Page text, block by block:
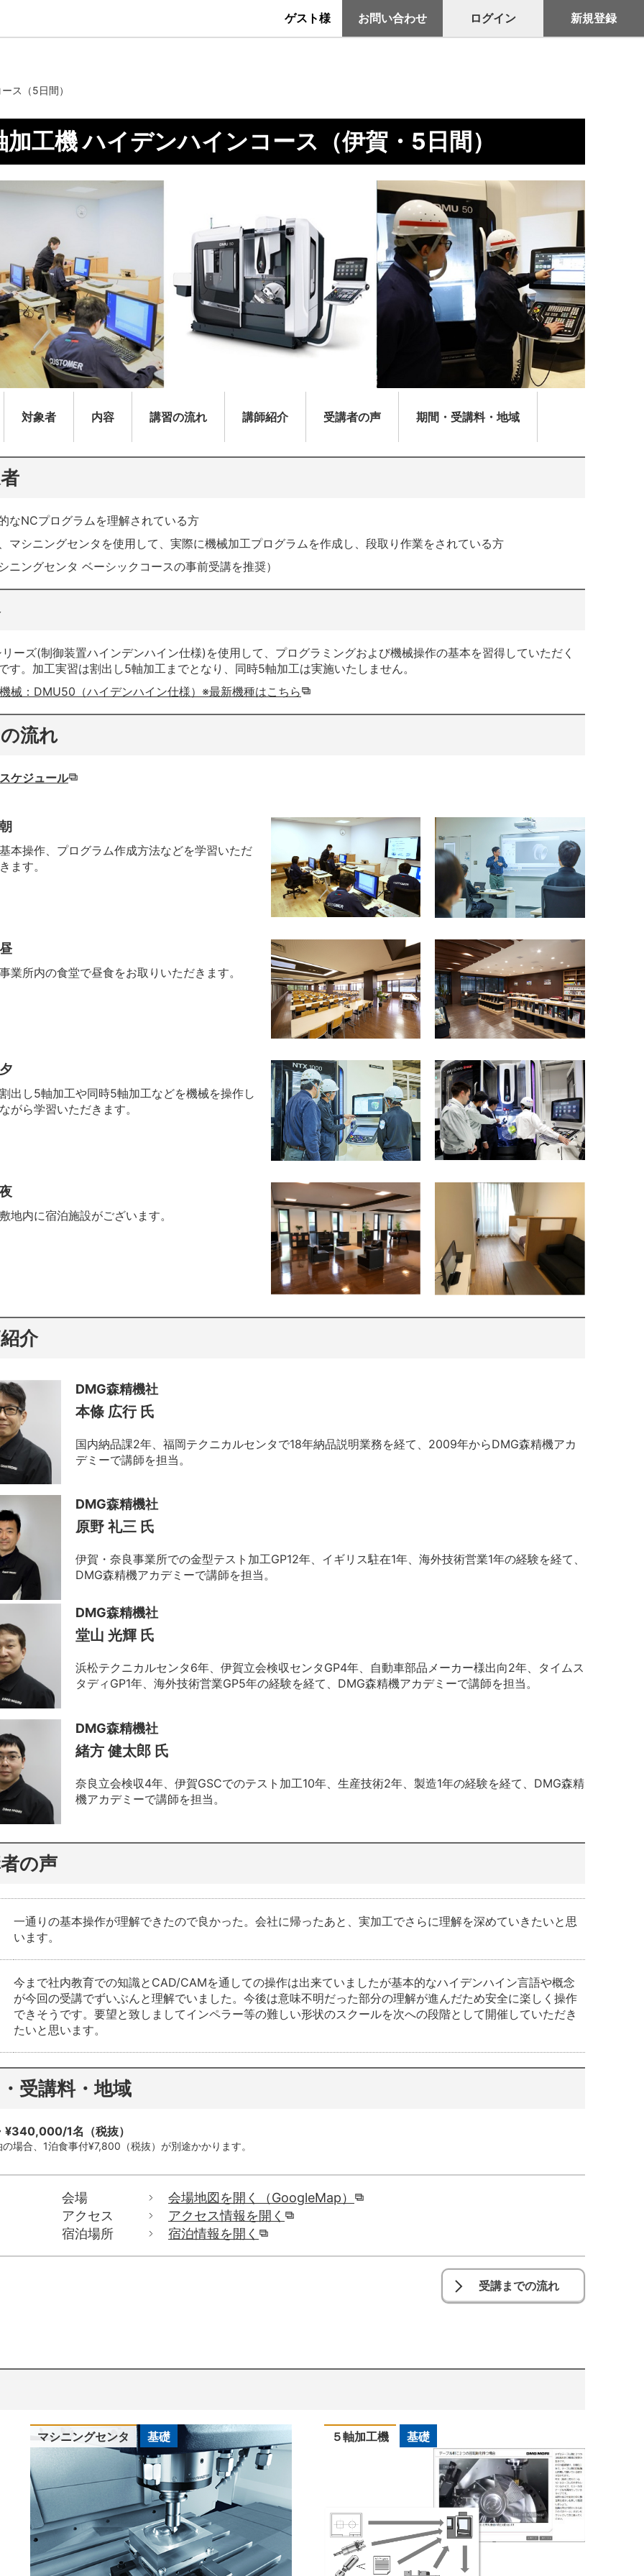
ゲスト様 お問い合わせ ログイン 新規登録
ス（5日間）
加工機 ハイデンハインコース（伊賀・5日間）
対象者 内容 講習の流れ 講師紹介 受講者の声 期間・受講料・地域
なNCプログラムを理解されている方
マシニングセンタを使用して、実際に機械加工プログラムを作成し、段取り作業をされている方
ングセンタ ベーシックコースの事前受講を推奨）
ーズ(制御装置ハインデンハイン仕様)を使用して、プログラミングおよび機械操作の基本を習得していただく
す。加工実習は割出し5軸加工までとなり、同時5軸加工は実施いたしません。
械：DMU50（ハイデンハイン仕様）※最新機種はこちら
流れ
ケジュール
朝
基本操作、プログラム作成方法などを学習いただ
きます。
昼
事業所内の食堂で昼食をお取りいただきます。
夕
割出し5軸加工や同時5軸加工などを機械を操作し
ながら学習いただきます。
夜
敷地内に宿泊施設がございます。
介
DMG森精機社
本條 広行 氏
国内納品課2年、福岡テクニカルセンタで18年納品説明業務を経て、2009年からDMG森精機アカ
デミーで講師を担当。
DMG森精機社
原野 礼三 氏
伊賀・奈良事業所での金型テスト加工GP12年、イギリス駐在1年、海外技術営業1年の経験を経て、
DMG森精機アカデミーで講師を担当。
DMG森精機社
堂山 光輝 氏
浜松テクニカルセンタ6年、伊賀立会検収センタGP4年、自動車部品メーカー様出向2年、タイムス
タディGP1年、海外技術営業GP5年の経験を経て、DMG森精機アカデミーで講師を担当。
DMG森精機社
緒方 健太郎 氏
奈良立会検収4年、伊賀GSCでのテスト加工10年、生産技術2年、製造1年の経験を経て、DMG森精
機アカデミーで講師を担当。
の声
一通りの基本操作が理解できたので良かった。会社に帰ったあと、実加工でさらに理解を深めていきたいと思
います。
今まで社内教育での知識とCAD/CAMを通しての操作は出来ていましたが基本的なハイデンハイン言語や概念
が今回の受講でずいぶんと理解でいました。今後は意味不明だった部分の理解が進んだため安全に楽しく操作
できそうです。要望と致しましてインペラー等の難しい形状のスクールを次への段階として開催していただき
たいと思います。
受講料・地域
¥340,000/1名（税抜）
場合、1泊食事付¥7,800（税抜）が別途かかります。
会場
会場地図を開く（GoogleMap）
アクセス
アクセス情報を開く
宿泊場所
宿泊情報を開く
受講までの流れ
マシニングセンタ 基礎 ５軸加工機 基礎